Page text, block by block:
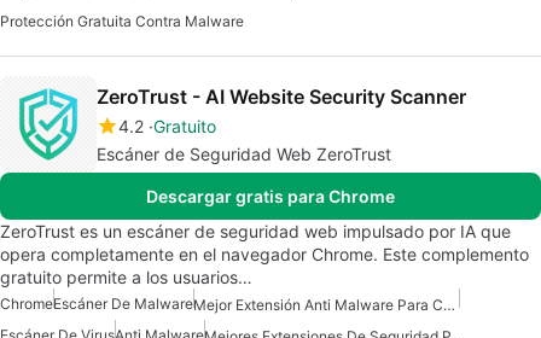
Protección Gratuita Contra Malware
ZeroTrust - AI Website Security Scanner
4.2 Gratuito
Escáner de Seguridad Web ZeroTrust
Descargar gratis para Chrome
ZeroTrust es un escáner de seguridad web impulsado por IA que
opera completamente en el navegador Chrome. Este complemento
gratuito permite a los usuarios…
ChromeEscáner De Malware
Mejor Extensión Anti Malware Para Chrome